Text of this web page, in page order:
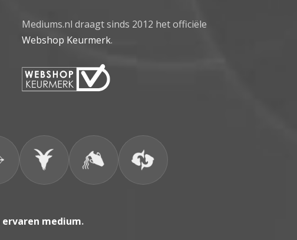
Mediums.nl draagt sinds 2012 het officiële
Webshop Keurmerk.
ervaren medium.